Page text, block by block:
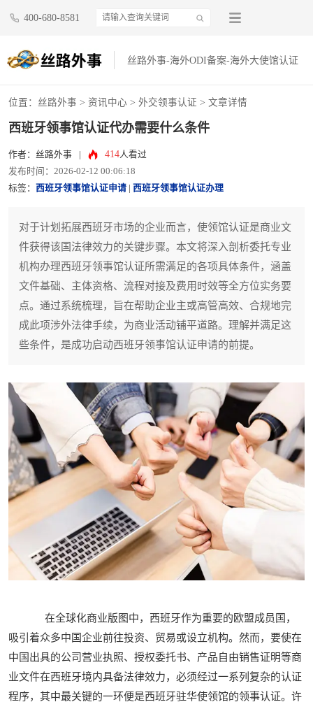
400-680-8581
丝路外事-海外ODI备案-海外大使馆认证
位置： 丝路外事 > 资讯中心 > 外交领事认证 > 文章详情
西班牙领事馆认证代办需要什么条件
作者：丝路外事 414人看过
发布时间：2026-02-12 00:06:18
标签： 西班牙领事馆认证申请 西班牙领事馆认证办理
对于计划拓展西班牙市场的企业而言，使领馆认证是商业文
件获得该国法律效力的关键步骤。本文将深入剖析委托专业
机构办理西班牙领事馆认证所需满足的各项具体条件，涵盖
文件基础、主体资格、流程对接及费用时效等全方位实务要
点。通过系统梳理，旨在帮助企业主或高管高效、合规地完
成此项涉外法律手续，为商业活动铺平道路。理解并满足这
些条件，是成功启动西班牙领事馆认证申请的前提。
在全球化商业版图中，西班牙作为重要的欧盟成员国，
吸引着众多中国企业前往投资、贸易或设立机构。然而，要使在
中国出具的公司营业执照、授权委托书、产品自由销售证明等商
业文件在西班牙境内具备法律效力，必须经过一系列复杂的认证
程序，其中最关键的一环便是西班牙驻华使领馆的领事认证。许